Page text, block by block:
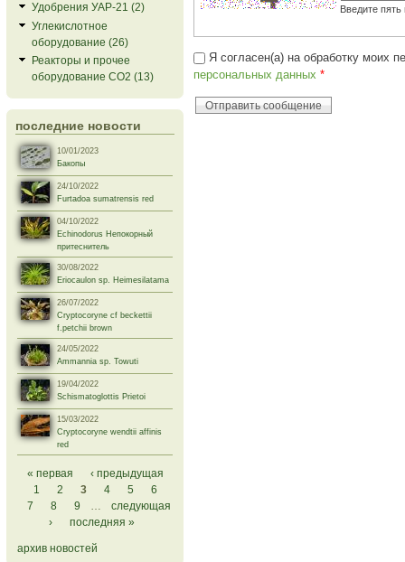
Удобрения УАР-21 (2)
Углекислотное
оборудование (26)
Реакторы и прочее
оборудование СО2 (13)
последние новости
10/01/2023
Бакопы
24/10/2022
Furtadoa sumatrensis red
04/10/2022
Echinodorus Непокорный
притеснитель
30/08/2022
Eriocaulon sp. Heimesilatama
26/07/2022
Cryptocoryne cf beckettii
f.petchii brown
24/05/2022
Ammannia sp. Towuti
19/04/2022
Schismatoglottis Prietoi
15/03/2022
Cryptocoryne wendtii affinis
red
« первая
‹ предыдущая
1
2 3 4 5
6
7
8 9
следующая
›
последняя »
архив новостей
Введите
Я согласен(а) на обработку моих
персональных данных *